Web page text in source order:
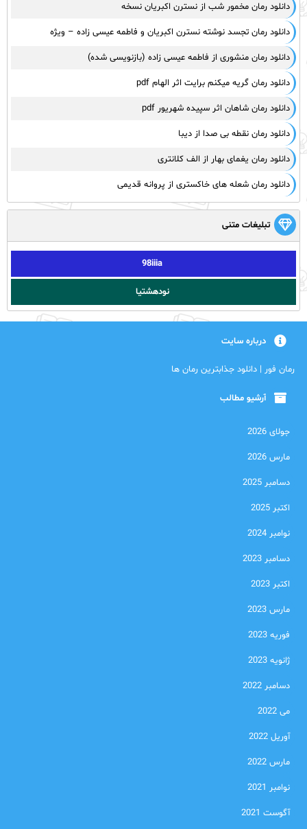
دانلود رمان مخمور شب از نسترن اکبریان نسخه
دانلود رمان تجسد نوشته نسترن اکبریان و فاطمه عیسی زاده – ویژه
دانلود رمان منشوری از فاطمه عیسی زاده (بازنویسی شده)
دانلود رمان گریه میکنم برایت اثر الهام pdf
دانلود رمان شاهان اثر سپیده شهریور pdf
دانلود رمان نقطه بی صدا از دیبا
دانلود رمان یغمای بهار از الف کلانتری
دانلود رمان شعله های خاکستری از پروانه قدیمی
تبلیغات متنی
98iiia
نودهشتیا
درباره سایت
رمان فور | دانلود جذابترین رمان ها
آرشیو مطالب
جولای 2026
مارس 2026
دسامبر 2025
اکتبر 2025
نوامبر 2024
دسامبر 2023
اکتبر 2023
مارس 2023
فوریه 2023
ژانویه 2023
دسامبر 2022
می 2022
آوریل 2022
مارس 2022
نوامبر 2021
آگوست 2021